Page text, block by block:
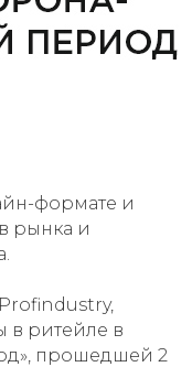
формате и
рынка и
в ритейле в
прошедшей 2